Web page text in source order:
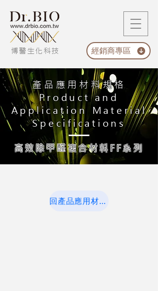
博醫生化科技 經銷商專區
產品 應用材料規格
Product and
Application Material
Specifications
高效除甲醛複合材料FF系列
回產品應用材料規格